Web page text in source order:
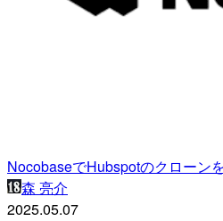
NocobaseでHubspotのクローン
森 亮介
2025.05.07